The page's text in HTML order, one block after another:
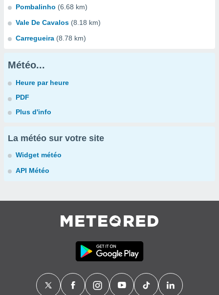
Pombalinho (6.68 km)
Vale De Cavalos (8.18 km)
Carregueira (8.78 km)
Météo...
Heure par heure
PDF
Plus d'info
La météo sur votre site
Widget météo
API Météo